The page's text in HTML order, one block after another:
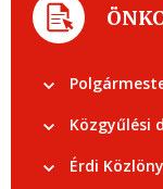
Közgyűlési
Érdi Közlöny